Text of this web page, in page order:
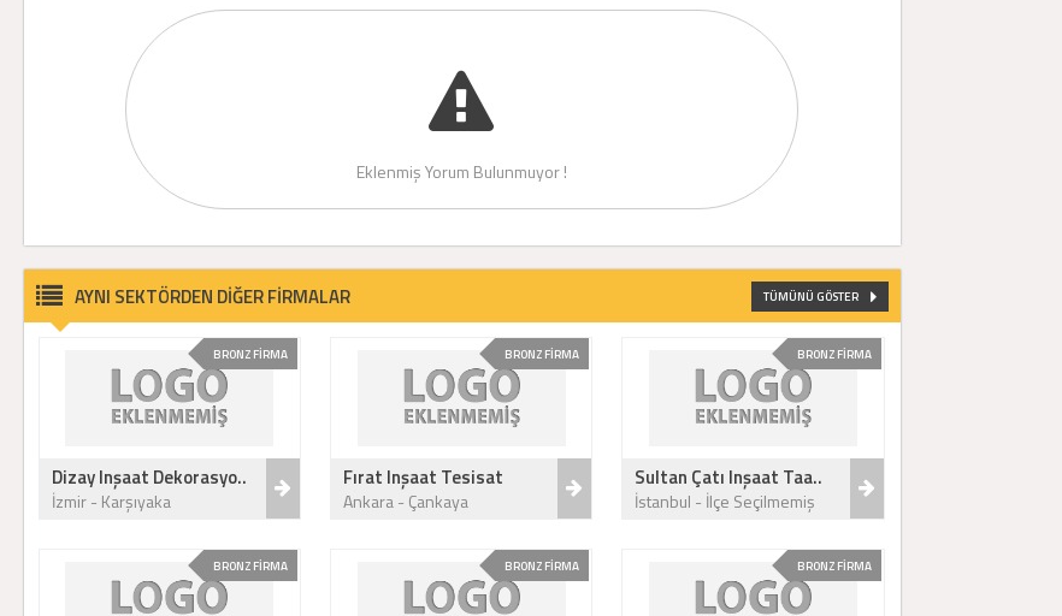
Eklenmiş Yorum Bulunmuyor !
AYNI SEKTÖRDEN DİĞER FİRMALAR TÜMÜNÜ GÖSTER
BRONZ FİRMA
Dizay Inşaat Dekorasyo..
İzmir - Karşıyaka
BRONZ FİRMA
Fırat Inşaat Tesisat
Ankara - Çankaya
BRONZ FİRMA
Sultan Çatı Inşaat Taa..
İstanbul - İlçe Seçilmemiş
BRONZ FİRMA BRONZ FİRMA BRONZ FİRMA